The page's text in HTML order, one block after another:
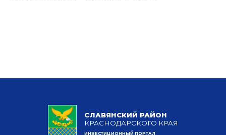
СЛАВЯНСКИЙ РАЙОН
КРАСНОДАРСКОГО КРАЯ
ИНВЕСТИЦИОННЫЙ ПОРТАЛ